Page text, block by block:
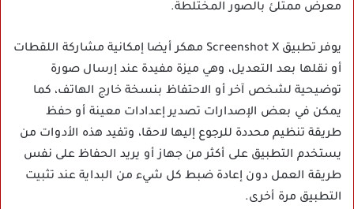
معرض ممتلئ بالصور المختلطة.
يوفر تطبيق Screenshot X مهكر أيضا إمكانية مشاركة اللقطات
أو نقلها بعد التعديل، وهي ميزة مفيدة عند إرسال صورة
توضيحية لشخص آخر أو الاحتفاظ بنسخة خارج الهاتف، كما
يمكن في بعض الإصدارات تصدير إعدادات معينة أو حفظ
طريقة تنظيم محددة للرجوع إليها لاحقا، وتفيد هذه الأدوات من
يستخدم التطبيق على أكثر من جهاز أو يريد الحفاظ على نفس
طريقة العمل دون إعادة ضبط كل شيء من البداية عند تثبيت
التطبيق مرة أخرى.